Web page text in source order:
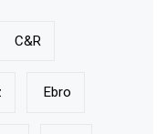
C&r
Ebro